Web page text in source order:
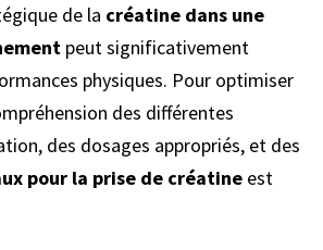
de la créatine dans une
peut significativement
physiques. Pour optimiser
des différentes
des dosages appropriés, et des
pour la prise de créatine est